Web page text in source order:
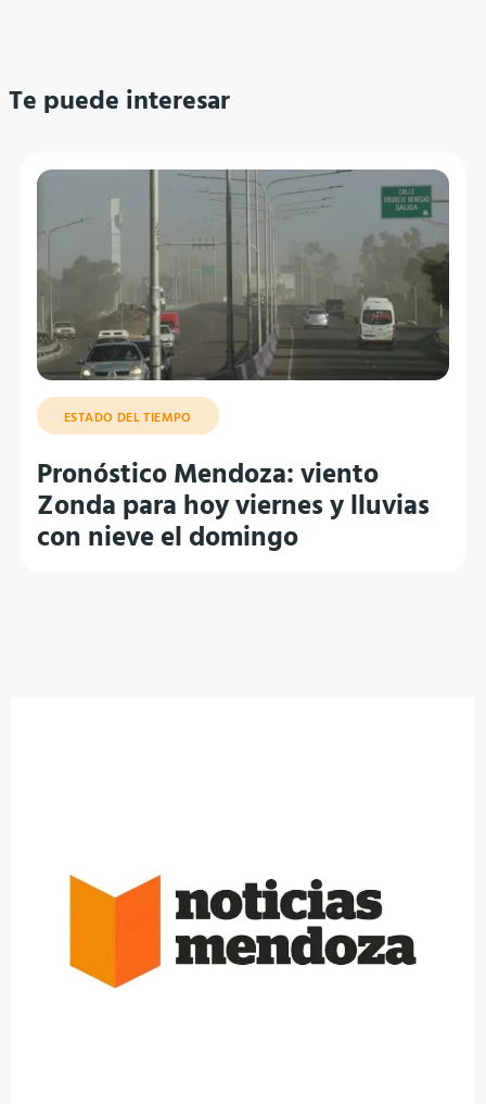
Te puede interesar
ESTADO DEL TIEMPO
Pronóstico Mendoza: viento
Zonda para hoy viernes y lluvias
con nieve el domingo